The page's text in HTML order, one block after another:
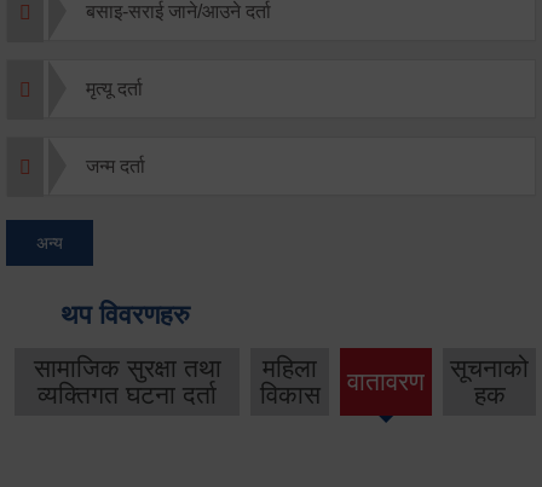
बसाइ-सराई जाने/आउने दर्ता
मृत्यू दर्ता
जन्म दर्ता
अन्य
थप विवरणहरु
सामाजिक सुरक्षा तथा
व्यक्तिगत घटना दर्ता
महिला
विकास
वातावरण
सूचनाको
हक